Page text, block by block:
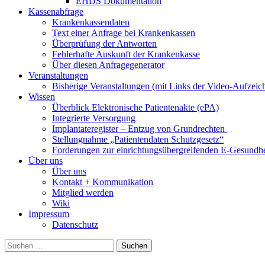
Kassenabfrage
Krankenkassendaten
Text einer Anfrage bei Krankenkassen
Überprüfung der Antworten
Fehlerhafte Auskunft der Krankenkasse
Über diesen Anfragegenerator
Veranstaltungen
Bisherige Veranstaltungen (mit Links der Video-
Wissen
Überblick Elektronische Patientenakte (ePA)
Integrierte Versorgung
Implantateregister – Entzug von Grundrechten
Stellungnahme „Patientendaten Schutzgesetz“
Forderungen zur einrichtungsübergreifenden E-
Über uns
Über uns
Kontakt + Kommunikation
Mitglied werden
Wiki
Impressum
Datenschutz
Suchen
nach: